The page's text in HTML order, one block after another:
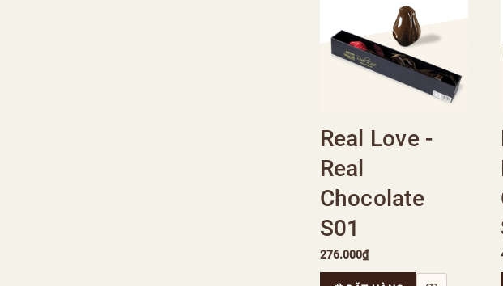
Real Love -
Real
Chocolate
S01
276.000₫